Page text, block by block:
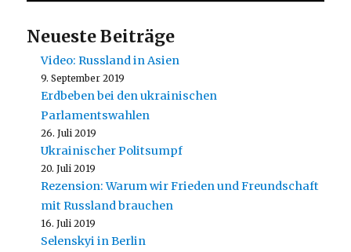
Neueste Beiträge
Video: Russland in Asien
9. September 2019
Erdbeben bei den ukrainischen
Parlamentswahlen
26. Juli 2019
Ukrainischer Politsumpf
20. Juli 2019
Rezension: Warum wir Frieden und Freundschaft
mit Russland brauchen
16. Juli 2019
Selenskyi in Berlin